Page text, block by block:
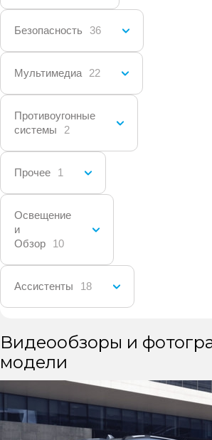
Безопасность 36
Мультимедиа 22
Противоугонные
системы
2
Прочее 1
Освещение
и
Обзор
10
Ассистенты 18
Видеообзоры и
модели